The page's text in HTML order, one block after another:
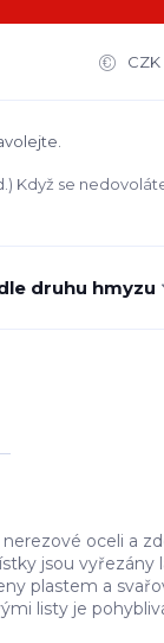
CZK
Když se
druhu hmyzu
oceli a
jsou
plastem a
listy je